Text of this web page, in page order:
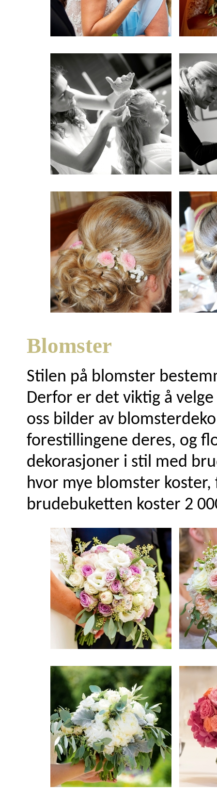
Blomster
Stilen på blomster
Derfor er det viktig å
oss bilder av
forestillingene deres, og
dekorasjoner i stil med
hvor mye blomster
brudebuketten koster 2